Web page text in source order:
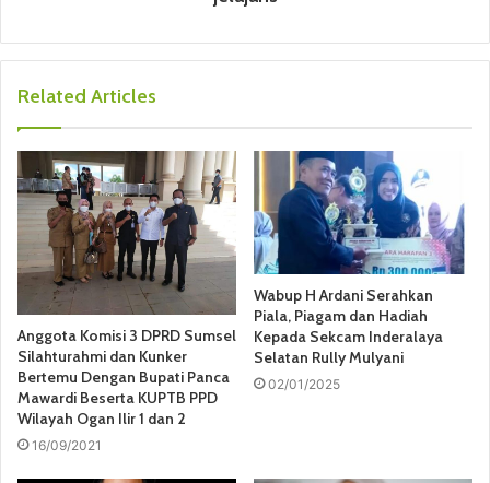
Related Articles
Anggota Komisi 3 DPRD Sumsel
Silahturahmi dan Kunker
Bertemu Dengan Bupati Panca
Mawardi Beserta KUPTB PPD
Wilayah Ogan Ilir 1 dan 2
16/09/2021
Wabup H Ardani Serahkan
Piala, Piagam dan Hadiah
Kepada Sekcam Inderalaya
Selatan Rully Mulyani
02/01/2025